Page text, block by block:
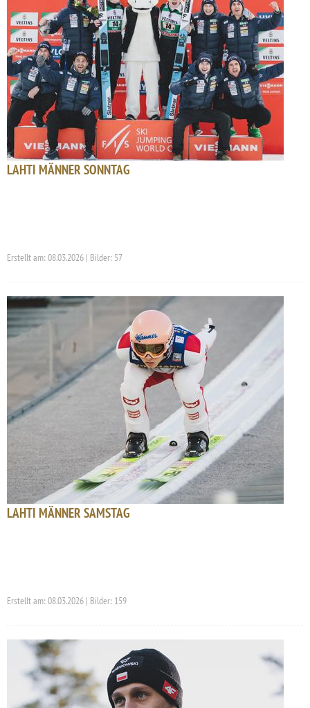
LAHTI MÄNNER SONNTAG
Erstellt am: 08.03.2026 | Bilder: 57
LAHTI MÄNNER SAMSTAG
Erstellt am: 08.03.2026 | Bilder: 159